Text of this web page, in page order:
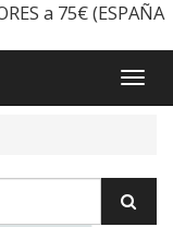
a 75€ (ESPAÑA